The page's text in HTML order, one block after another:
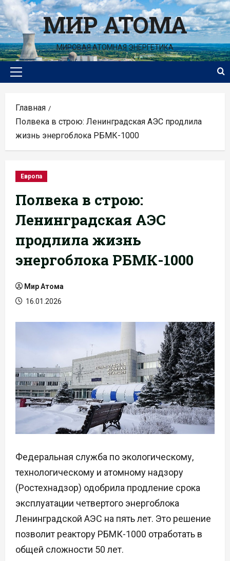
Перейти
к
содержимомуМИР АТОМА
МИРОВАЯ АТОМНАЯ ЭНЕРГЕТИКА
Основное
Главная
Полвека в строю: Ленинградская АЭС продлила
жизнь энергоблока РБМК-1000
Европа
Полвека в строю:
Ленинградская АЭС
продлила жизнь
энергоблока РБМК-1000
Мир Атома
16.01.2026
Федеральная служба по экологическому,
технологическому и атомному надзору
(Ростехнадзор) одобрила продление срока
эксплуатации четвертого энергоблока
Ленинградской АЭС на пять лет. Это решение
позволит реактору РБМК-1000 отработать в
общей сложности 50 лет.